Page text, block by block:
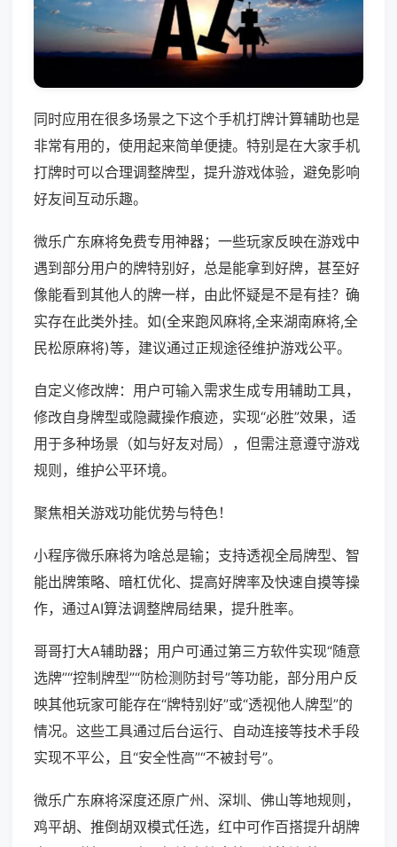
同时应用在很多场景之下这个手机打牌计算辅助也是
非常有用的，使用起来简单便捷。特别是在大家手机
打牌时可以合理调整牌型，提升游戏体验，避免影响
好友间互动乐趣。
微乐广东麻将免费专用神器；一些玩家反映在游戏中
遇到部分用户的牌特别好，总是能拿到好牌，甚至好
像能看到其他人的牌一样，由此怀疑是不是有挂？确
实存在此类外挂。如(全来跑风麻将,全来湖南麻将,全
民松原麻将)等，建议通过正规途径维护游戏公平。
自定义修改牌：用户可输入需求生成专用辅助工具，
修改自身牌型或隐藏操作痕迹，实现“必胜”效果，适
用于多种场景（如与好友对局），但需注意遵守游戏
规则，维护公平环境。
聚焦相关游戏功能优势与特色！
小程序微乐麻将为啥总是输；支持透视全局牌型、智
能出牌策略、暗杠优化、提高好牌率及快速自摸等操
作，通过AI算法调整牌局结果，提升胜率。
哥哥打大A辅助器；用户可通过第三方软件实现“随意
选牌”“控制牌型”“防检测防封号”等功能，部分用户反
映其他玩家可能存在“牌特别好”或“透视他人牌型”的
情况。这些工具通过后台运行、自动连接等技术手段
实现不平公，且“安全性高”“不被封号”。
微乐广东麻将深度还原广州、深圳、佛山等地规则，
鸡平胡、推倒胡双模式任选，红中可作百搭提升胡牌